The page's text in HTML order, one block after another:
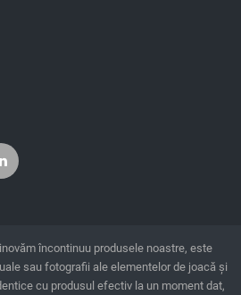
încontinuu produsele noastre, este
sau fotografii ale elementelor de joacă și
cu produsul efectiv la un moment dat,